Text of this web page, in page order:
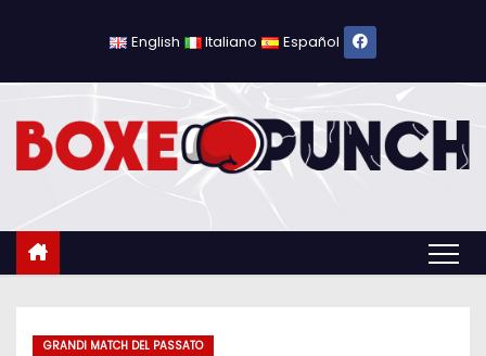
c
English Italiano Español
GRANDI MATCH DEL PASSATO